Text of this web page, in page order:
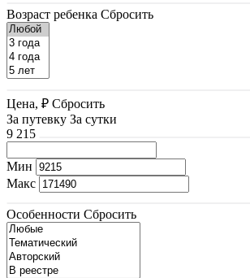
Возраст ребенка Сбросить
Цена, ₽ Сбросить
За путевку За сутки
9 215
Мин
Макс
Особенности Сбросить